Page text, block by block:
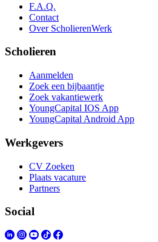
F.A.Q.
Contact
Over ScholierenWerk
Scholieren
Aanmelden
Zoek een bijbaantje
Zoek vakantiewerk
YoungCapital IOS App
YoungCapital Android App
Werkgevers
CV Zoeken
Plaats vacature
Partners
Social